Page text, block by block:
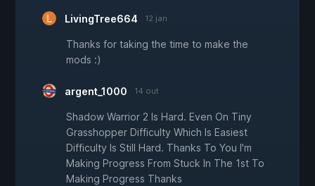
LivingTree664 12 jan
Thanks for taking the time to make the
mods :)
argent_1000 14 out
Shadow Warrior 2 Is Hard. Even On Tiny
Grasshopper Difficulty Which Is Easiest
Difficulty Is Still Hard. Thanks To You I'm
Making Progress From Stuck In The 1st To
Making Progress Thanks